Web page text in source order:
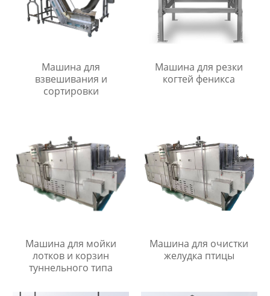
Машина для
взвешивания и
сортировки
Машина для резки
когтей феникса
Машина для мойки
лотков и корзин
туннельного типа
Машина для очистки
желудка птицы